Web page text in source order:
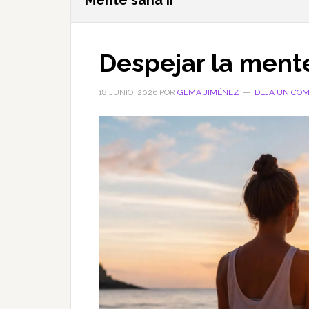
Despejar la
18 JUNIO, 2026 POR GEMA JIMÉNEZ DEJA UN